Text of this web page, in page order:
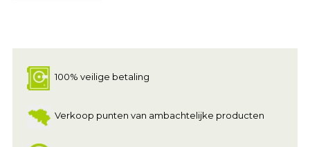
100% veilige betaling
Verkoop punten van ambachtelijke producten